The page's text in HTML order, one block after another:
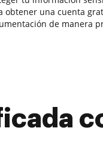
obtener una cuenta
de manera